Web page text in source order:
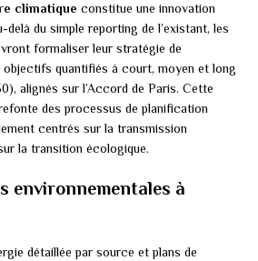
climatique constitue une innovation
delà du simple reporting de l’existant, les
formaliser leur stratégie de
quantifiés à court, moyen et long
alignés sur l’Accord de Paris. Cette
des processus de planification
centrés sur la transmission
la transition écologique.
environnementales à
détaillée par source et plans de